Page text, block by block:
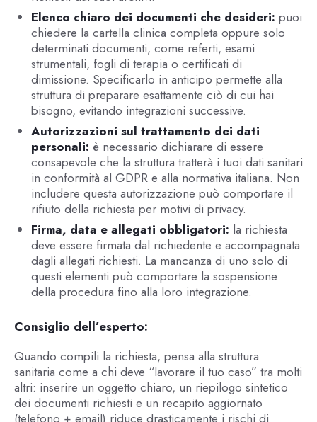
Elenco chiaro dei documenti che desideri: puoi
chiedere la cartella clinica completa oppure solo
determinati documenti, come referti, esami
strumentali, fogli di terapia o certificati di
dimissione. Specificarlo in anticipo permette alla
struttura di preparare esattamente ciò di cui hai
bisogno, evitando integrazioni successive.
Autorizzazioni sul trattamento dei dati
personali: è necessario dichiarare di essere
consapevole che la struttura tratterà i tuoi dati sanitari
in conformità al GDPR e alla normativa italiana. Non
includere questa autorizzazione può comportare il
rifiuto della richiesta per motivi di privacy.
Firma, data e allegati obbligatori: la richiesta
deve essere firmata dal richiedente e accompagnata
dagli allegati richiesti. La mancanza di uno solo di
questi elementi può comportare la sospensione
della procedura fino alla loro integrazione.
Consiglio dell’esperto:
Quando compili la richiesta, pensa alla struttura
sanitaria come a chi deve “lavorare il tuo caso” tra molti
altri: inserire un oggetto chiaro, un riepilogo sintetico
dei documenti richiesti e un recapito aggiornato